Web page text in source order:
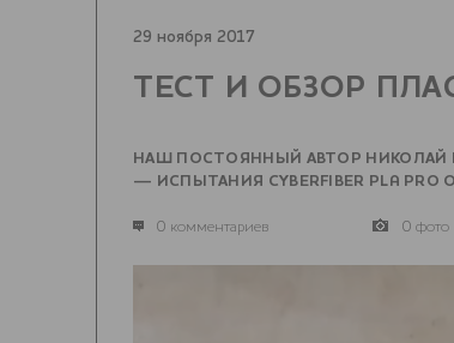
29 ноября 2017
ТЕСТ И ОБЗОР
НАШ ПОСТОЯННЫЙ АВТОР НИКОЛАЙ
— ИСПЫТАНИЯ CYBERFIBER PLA
0 комментариев 0 фото